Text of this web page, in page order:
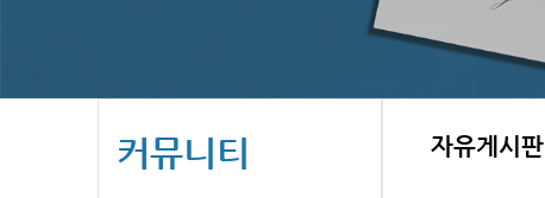
커뮤니티 자유게시판